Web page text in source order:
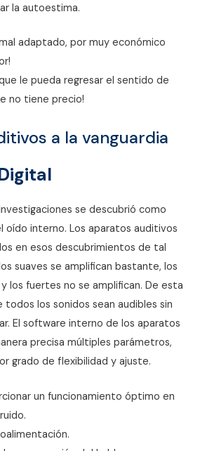
la autoestima.
adaptado, por muy económico
le pueda regresar el sentido de
no tiene precio!
a la vanguardia
se descubrió como
oído interno. Los aparatos auditivos
en esos descubrimientos de tal
suaves se amplifican bastante, los
los fuertes no se amplifican. De esta
todos los sonidos sean audibles sin
El software interno de los aparatos
precisa múltiples parámetros,
grado de flexibilidad y ajuste.
un funcionamiento óptimo en